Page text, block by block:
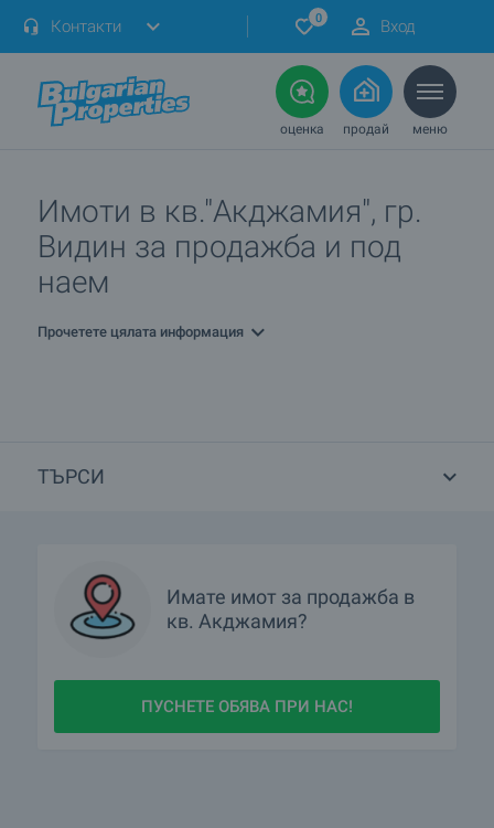
Контакти 0 Вход
оценка продай меню
Имоти в кв."Акджамия", гр.
Видин за продажба и под
наем
Прочетете цялата информация
ТЪРСИ
Имате имот за продажба в
кв. Акджамия?
ПУСНЕТЕ ОБЯВА ПРИ НАС!